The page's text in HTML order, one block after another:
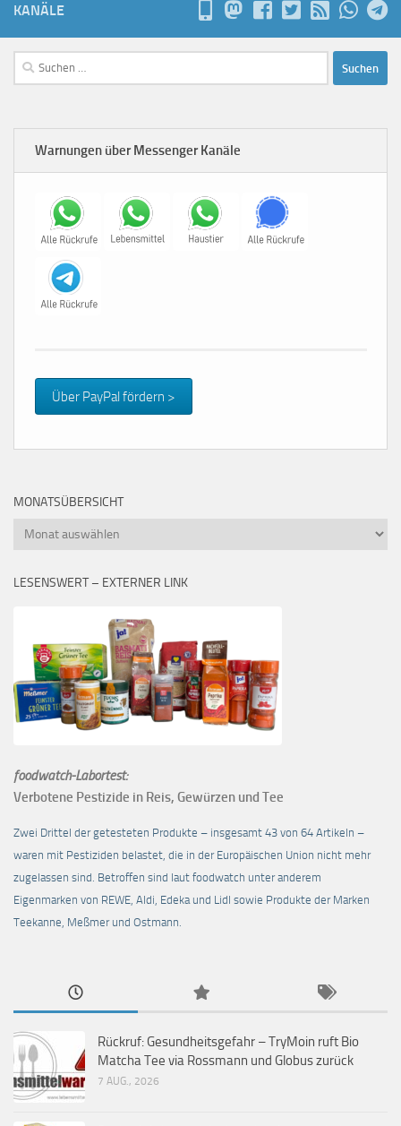
KANÄLE
Suchen
nach:
Warnungen über Messenger Kanäle
Über PayPal fördern >
MONATSÜBERSICHT
Monatsübersicht
LESENSWERT – EXTERNER LINK
foodwatch-Labortest:
Verbotene Pestizide in Reis, Gewürzen und Tee
Zwei Drittel der getesteten Produkte – insgesamt 43 von 64 Artikeln –
waren mit Pestiziden belastet, die in der Europäischen Union nicht mehr
zugelassen sind. Betroffen sind laut foodwatch unter anderem
Eigenmarken von REWE, Aldi, Edeka und Lidl sowie Produkte der Marken
Teekanne, Meßmer und Ostmann.
Rückruf: Gesundheitsgefahr – TryMoin ruft Bio
Matcha Tee via Rossmann und Globus zurück
7 AUG., 2026